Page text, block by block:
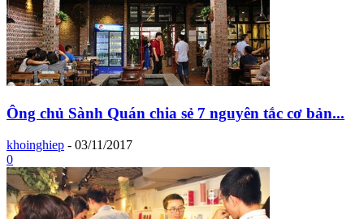
Ông chủ Sành Quán chia sẻ 7 nguyên tắc cơ bản...
khoinghiep - 03/11/2017
0